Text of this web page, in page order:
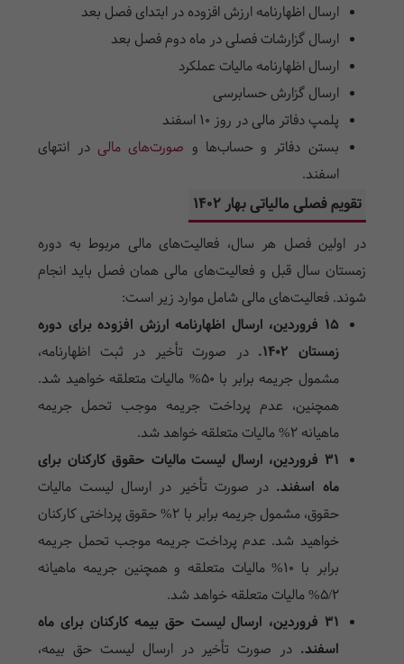
ارسال اظهارنامه ارزش افزوده در ابتدای فصل بعد
ارسال گزارشات فصلی در ماه دوم فصل بعد
ارسال اظهارنامه مالیات عملکرد
ارسال گزارش حسابرسی
پلمپ دفاتر مالی در روز ۱۰ اسفند
بستن دفاتر و حساب‌ها و صورت‌های مالی در انتهای
اسفند.
تقویم فصلی مالیاتی بهار ۱۴۰۲
در اولین فصل هر سال، فعالیت‌های مالی مربوط به دوره
زمستان سال قبل و فعالیت‌های مالی همان فصل باید انجام
شوند. فعالیت‌های مالی شامل موارد زیر است:
۱۵ فروردین، ارسال اظهارنامه ارزش افزوده برای دوره
زمستان ۱۴۰۲.
در صورت تأخیر در ثبت اظهارنامه،
مشمول جریمه برابر با ۵۰% مالیات متعلقه خواهید شد.
همچنین، عدم پرداخت جریمه موجب تحمل جریمه
ماهیانه ۲% مالیات متعلقه خواهد شد.
۳۱ فروردین، ارسال لیست مالیات حقوق کارکنان برای
ماه اسفند. در صورت تأخیر در ارسال لیست مالیات
حقوق، مشمول جریمه برابر با ۲% حقوق پرداختی کارکنان
خواهید شد. عدم پرداخت جریمه موجب تحمل جریمه
برابر با ۱۰% مالیات متعلقه و همچنین جریمه ماهیانه
۵/۲% مالیات متعلقه خواهد شد.
۳۱ فروردین، ارسال لیست حق بیمه کارکنان برای ماه
اسفند. در صورت تأخیر در ارسال لیست حق بیمه،